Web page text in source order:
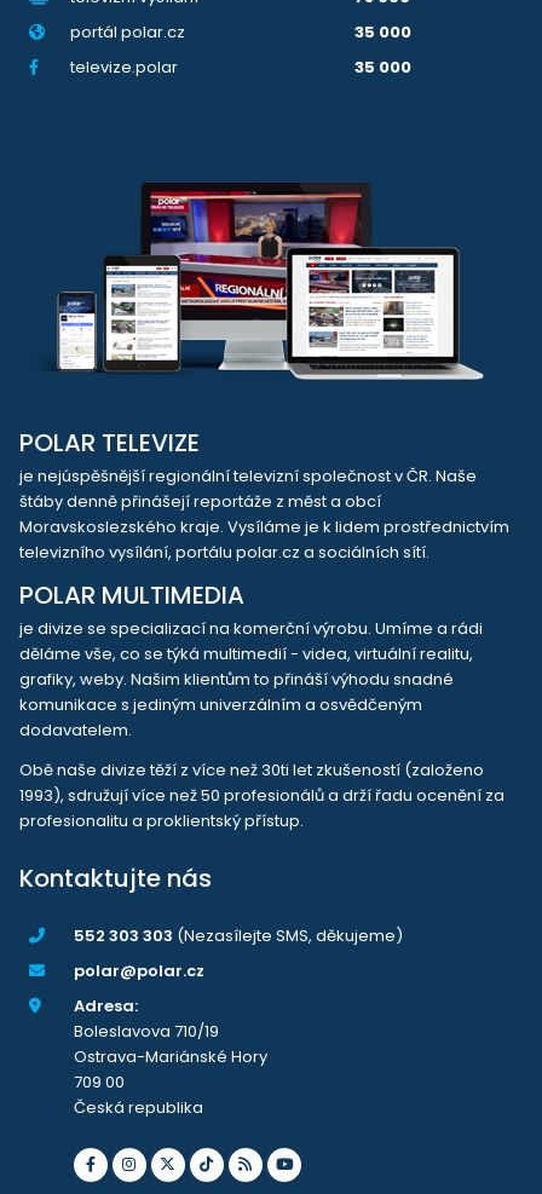
portál polar.cz
35 000
televize.polar
35 000
POLAR TELEVIZE
je nejúspěšnější regionální televizní společnost v ČR. Naše
štáby denně přinášejí reportáže z měst a obcí
Moravskoslezského kraje. Vysíláme je k lidem prostřednictvím
televizního vysílání, portálu polar.cz a sociálních sítí.
POLAR MULTIMEDIA
je divize se specializací na komerční výrobu. Umíme a rádi
děláme vše, co se týká multimedií - videa, virtuální realitu,
grafiky, weby. Našim klientům to přináší výhodu snadné
komunikace s jediným univerzálním a osvědčeným
dodavatelem.
Obě naše divize těží z více než 30ti let zkušeností (založeno
1993), sdružují více než 50 profesionálů a drží řadu ocenění za
profesionalitu a proklientský přístup.
Kontaktujte nás
552 303 303 (Nezasílejte SMS, děkujeme)
polar@polar.cz
Adresa:
Boleslavova 710/19
Ostrava-Mariánské Hory
709 00
Česká republika